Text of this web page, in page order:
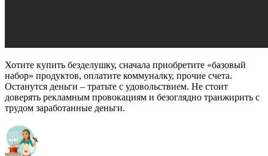
Хотите купить безделушку, сначала приобретите «базовый
набор» продуктов, оплатите коммуналку, прочие счета.
Останутся деньги – тратьте с удовольствием. Не стоит
доверять рекламным провокациям и безоглядно транжирить с
трудом заработанные деньги.